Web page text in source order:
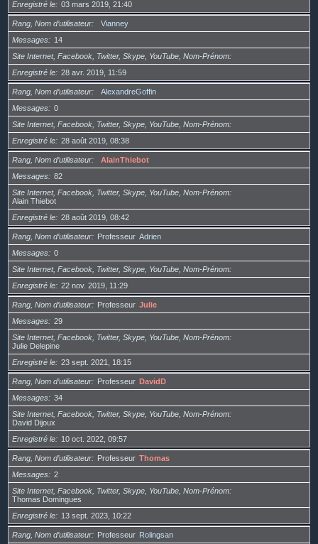
Enregistré le
03 mars 2019, 21:40
Rang, Nom d’utilisateur
Vianney
Messages
14
Site Internet, Facebook, Twitter, Skype, YouTube, Nom-Prénom
Enregistré le
28 avr. 2019, 11:59
Rang, Nom d’utilisateur
AlexandreGoffin
Messages
0
Site Internet, Facebook, Twitter, Skype, YouTube, Nom-Prénom
Enregistré le
28 août 2019, 08:38
Rang, Nom d’utilisateur
AlainThiebot
Messages
82
Site Internet, Facebook, Twitter, Skype, YouTube, Nom-Prénom
Alain Thiebot
Enregistré le
28 août 2019, 08:42
Rang, Nom d’utilisateur Professeur Adrien
Messages
0
Site Internet, Facebook, Twitter, Skype, YouTube, Nom-Prénom
Enregistré le
22 nov. 2019, 11:29
Rang, Nom d’utilisateur Professeur Julie
Messages
29
Site Internet, Facebook, Twitter, Skype, YouTube, Nom-Prénom
Julie Delepine
Enregistré le
23 sept. 2021, 18:15
Rang, Nom d’utilisateur Professeur DavidD
Messages
34
Site Internet, Facebook, Twitter, Skype, YouTube, Nom-Prénom
David Dijoux
Enregistré le
10 oct. 2022, 09:57
Rang, Nom d’utilisateur Professeur Thomas
Messages
2
Site Internet, Facebook, Twitter, Skype, YouTube, Nom-Prénom
Thomas Domingues
Enregistré le
13 sept. 2023, 10:22
Rang, Nom d’utilisateur Professeur Rolingsan